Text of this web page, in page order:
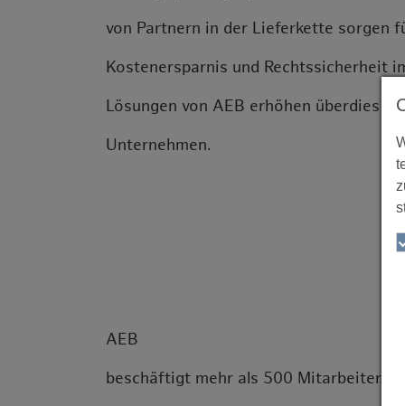
von Partnern in der Lieferkette sorgen
Kostenersparnis und Rechtssicherheit
Lösungen von AEB erhöhen überdies
Unternehmen.
AEB
beschäftigt mehr als 500 Mitarbeiter.